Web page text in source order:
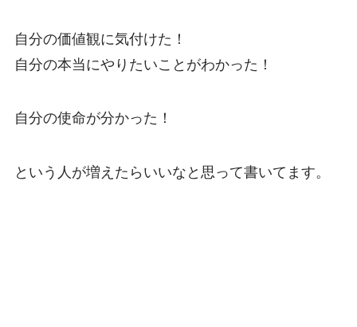
自分の価値観に気付けた！
自分の本当にやりたいことがわかった！
自分の使命が分かった！
という人が増えたらいいなと思って書いてます。